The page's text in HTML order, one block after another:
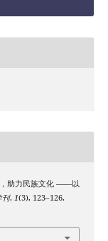
，助力民族文化 ——以
刊, 1(3), 123–126.